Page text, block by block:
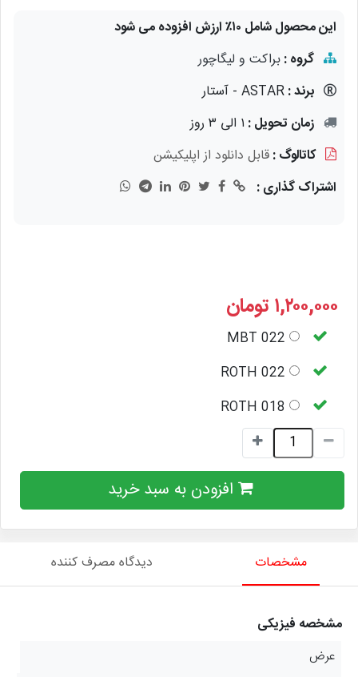
این محصول شامل ۱۰٪ ارزش افزوده می شود
گروه :براکت و لیگاچور
برند :ASTAR - آستار
زمان تحویل : ۱ الی ۳ روز
کاتالوگ :قابل دانلود از اپلیکیشن
اشتراک گذاری :
۱,۲۰۰,۰۰۰ تومان
مشخصات دیدگاه مصرف کننده
مشخصه فیزیکی
عرض